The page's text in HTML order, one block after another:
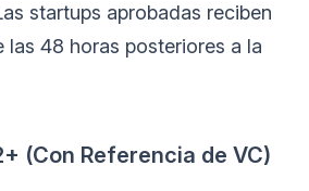
startups aprobadas reciben
48 horas posteriores a la
(Con Referencia de VC)